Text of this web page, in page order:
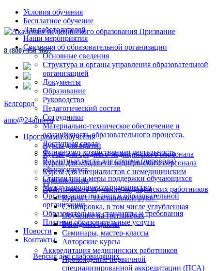
Условия обучения
Бесплатное обучение
Для работодателей
Наши мероприятия
Сведения об образовательной организации
Основные сведения
Структура и органы управления образовательной
организацией
Документы
Образование
Руководство
Педагогический состав
Сотрудники
Материально-техническое обеспечение и
оснащённость образовательного процесса.
Доступная среда
Финансово-хозяйственная деятельность
Вакантные места для приема (перевода)
обучающихся
Стипендии и меры поддержки обучающихся
Международное сотрудничество
Организация питания в образовательной
организации
Образовательные стандарты и требования
Платные образовательные услуги
Новости
Контакты
Версия для слабовидящих
8 (800) 350 9867
Белгород
amo@24amo.ru
Программы обучения
Курсы для врачей
Курсы для среднего медицинского персонала
Курсы для младшего медицинского персонала
Курсы для специалистов с немедицинским
образованием
Практическое обучение медицинских работников
Курсы с "постановкой руки"
Стажировка, в том числе углубленная
Обучение на тренажёрах
Выездные циклы
Семинары, мастер-классы
Авторские курсы
Аккредитация медицинских работников
Прохождение первичной
специализированной аккредитации (ПСА)